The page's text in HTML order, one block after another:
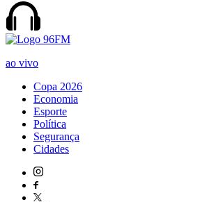
ao vivo
Copa 2026
Economia
Esporte
Política
Segurança
Cidades